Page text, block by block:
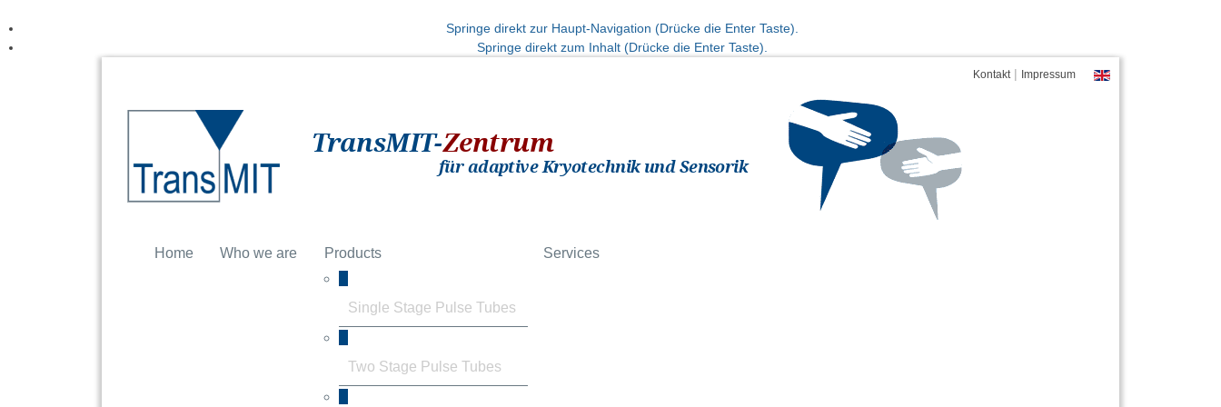
Springe direkt zur Haupt-Navigation (Drücke die Enter Taste).
Springe direkt zum Inhalt (Drücke die Enter Taste).
Kontakt | Impressum
TransMIT-Zentrum
für adaptive Kryotechnik und Sensorik
Home Who we are Products
Single Stage Pulse Tubes
Two Stage Pulse Tubes
Services